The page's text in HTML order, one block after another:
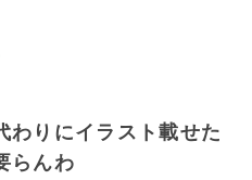
わりにイラスト載せた
らんわ